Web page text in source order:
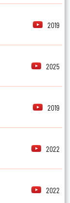
2019
2025
2019
2022
2022